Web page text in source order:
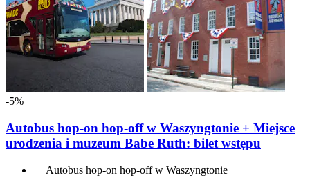
-5%
Autobus hop-on hop-off w Waszyngtonie + Miejsce
urodzenia i muzeum Babe Ruth: bilet wstępu
Autobus hop-on hop-off w Waszyngtonie